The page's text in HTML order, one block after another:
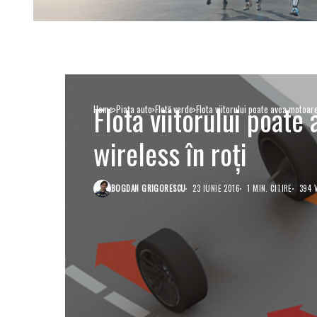
Home Piaţa auto Flotă verde Flota viitorului poate avea
Flota viitorului poate
wireless în roți
BOGDAN GRIGORESCU 23 IUNIE 2016 1 MIN. CITIRE 394